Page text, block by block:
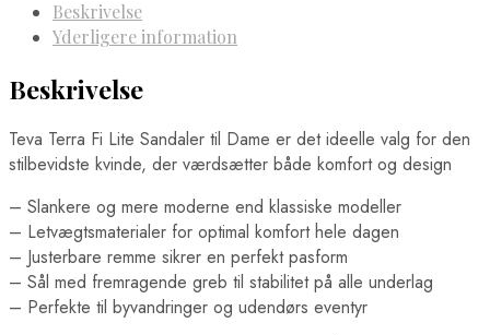
Beskrivelse
Yderligere information
Beskrivelse
Teva Terra Fi Lite Sandaler til Dame er det ideelle valg for den
stilbevidste kvinde, der værdsætter både komfort og design
– Slankere og mere moderne end klassiske modeller
– Letvægtsmaterialer for optimal komfort hele dagen
– Justerbare remme sikrer en perfekt pasform
– Sål med fremragende greb til stabilitet på alle underlag
– Perfekte til byvandringer og udendørs eventyr